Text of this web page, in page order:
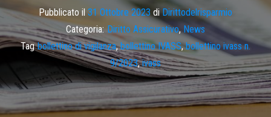
Pubblicato il 31 Ottobre 2023 diDirittodelrisparmio
Categoria: Diritto Assicurativo, News
Tag bollettino di vigilanza,bollettino IVASS,bollettino ivass n.
9/2023,ivass